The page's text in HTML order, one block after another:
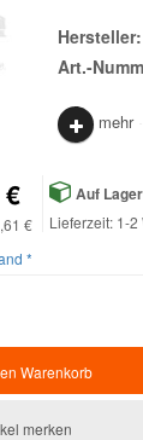
Hersteller:
Art.-
mehr
€
*
Auf Lager
Lieferzeit: 1-2
Warenkorb
merken